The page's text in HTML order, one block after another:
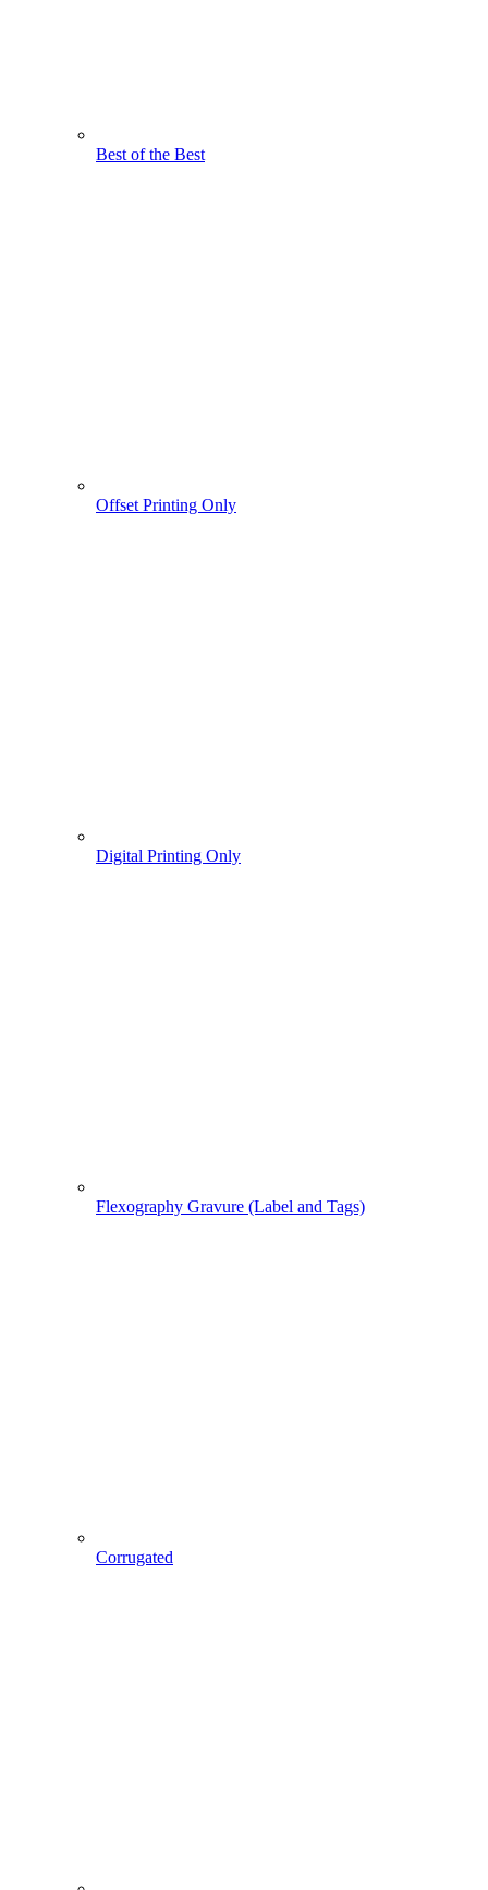
Best of the Best
Offset Printing Only
Digital Printing Only
Flexography Gravure (Label and Tags)
Corrugated